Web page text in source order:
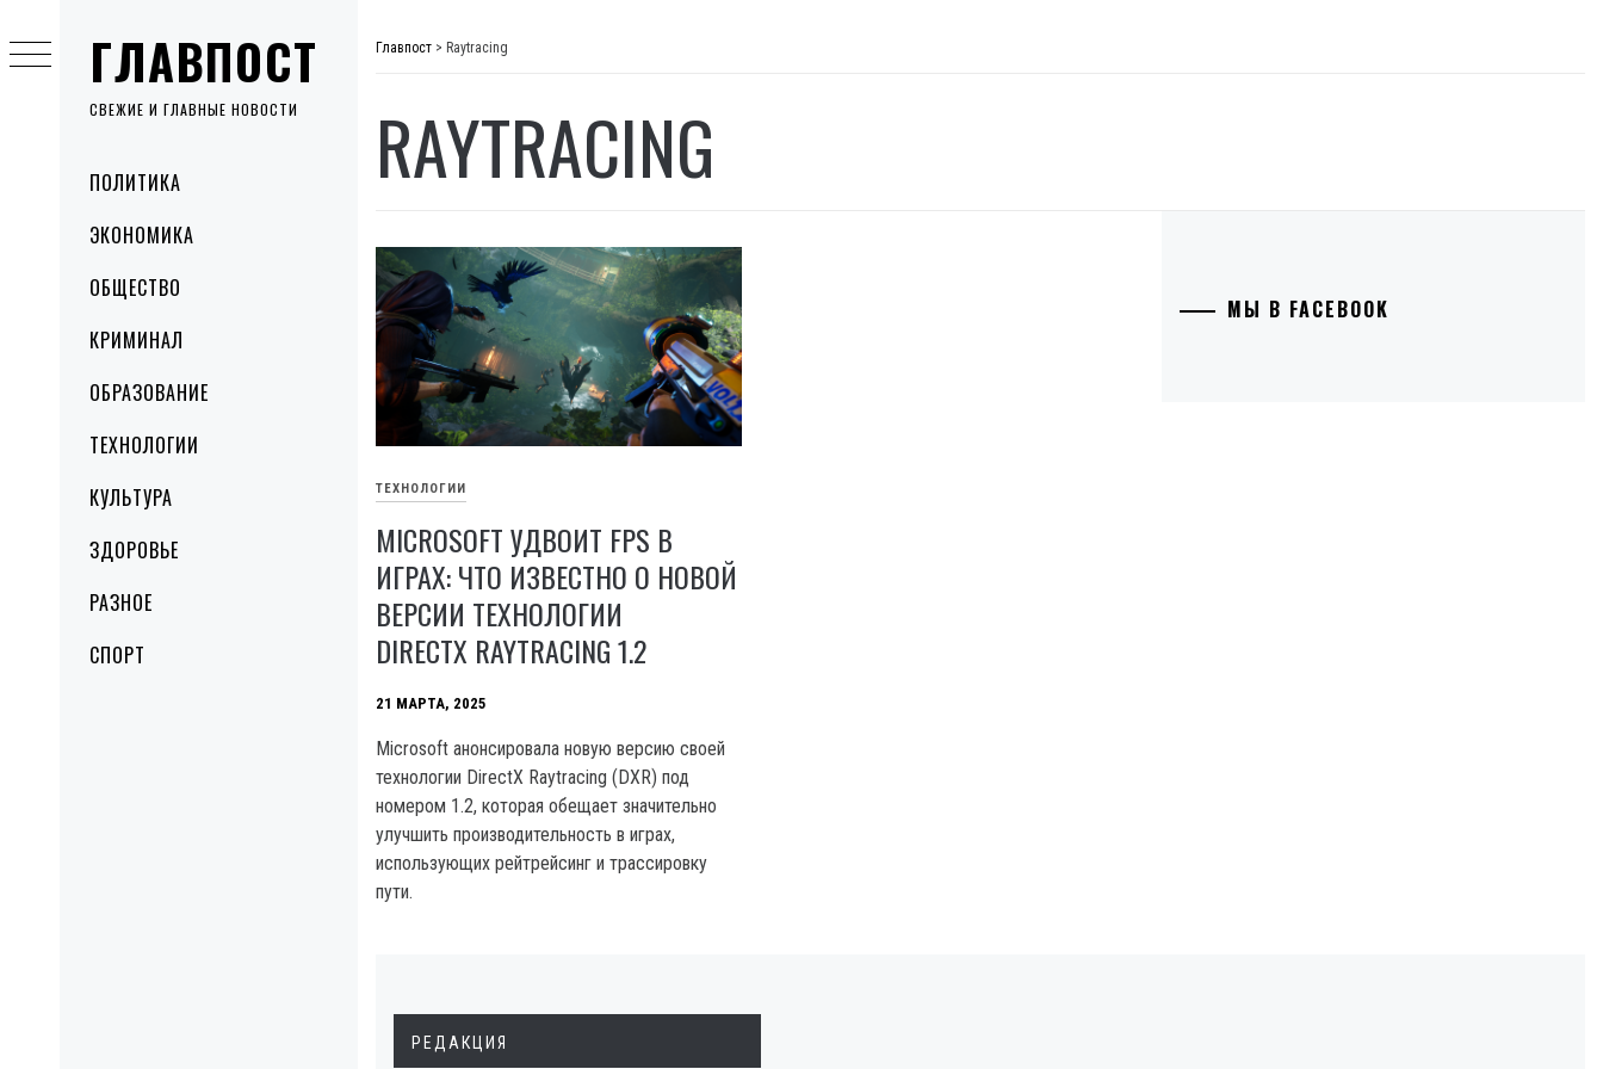
ГЛАВПОСТ
СВЕЖИЕ И ГЛАВНЫЕ НОВОСТИ
MenuПОЛИТИКА
ЭКОНОМИКА
ОБЩЕСТВО
КРИМИНАЛ
ОБРАЗОВАНИЕ
ТЕХНОЛОГИИ
КУЛЬТУРА
ЗДОРОВЬЕ
РАЗНОЕ
СПОРТ
to
content
Главпост > Raytracing
RAYTRACING
ТЕХНОЛОГИИ
MICROSOFT УДВОИТ FPS В
ИГРАХ: ЧТО ИЗВЕСТНО О НОВОЙ
ВЕРСИИ ТЕХНОЛОГИИ
DIRECTX RAYTRACING 1.2
21 МАРТА, 2025
Microsoft анонсировала новую версию своей
технологии DirectX Raytracing (DXR) под
номером 1.2, которая обещает значительно
улучшить производительность в играх,
использующих рейтрейсинг и трассировку
пути.
МЫ В FACEBOOK
РЕДАКЦИЯ